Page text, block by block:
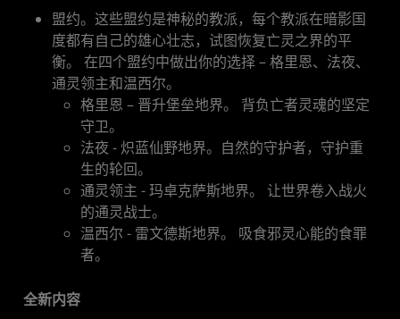
盟约。这些盟约是神秘的教派，每个教派在暗影国
度都有自己的雄心壮志，试图恢复亡灵之界的平
衡。 在四个盟约中做出你的选择 – 格里恩、法夜、
通灵领主和温西尔。
格里恩 – 晋升堡垒地界。 背负亡者灵魂的坚定
守卫。
法夜 - 炽蓝仙野地界。自然的守护者，守护重
生的轮回。
通灵领主 - 玛卓克萨斯地界。 让世界卷入战火
的通灵战士。
温西尔 - 雷文德斯地界。 吸食邪灵心能的食罪
者。
全新内容